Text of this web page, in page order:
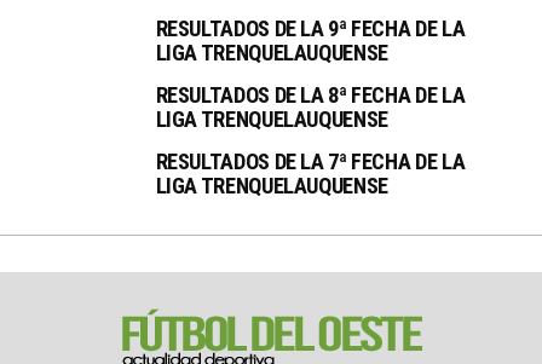
RESULTADOS DE LA 9ª FECHA DE LA
LIGA TRENQUELAUQUENSE
RESULTADOS DE LA 8ª FECHA DE LA
LIGA TRENQUELAUQUENSE
RESULTADOS DE LA 7ª FECHA DE LA
LIGA TRENQUELAUQUENSE